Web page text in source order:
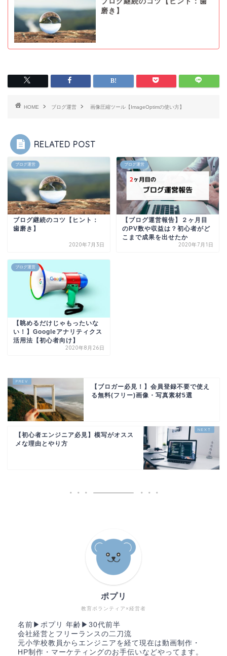
磨き】
HOME ブログ運営 画像圧縮ツール【ImageOptimの使い方】
RELATED POST
ブログ運営
ブログ継続のコツ【ヒント：
歯磨き】
2020年7月3日
ブログ運営
【ブログ運営報告】２ヶ月目
のPV数や収益は？初心者がど
こまで成果を出せたか
2020年7月1日
ブログ運営
【眺めるだけじゃもったいな
い！】Googleアナリティクス
活用法【初心者向け】
2020年8月26日
【ブロガー必見！】会員登録不要で使え
る無料(フリー)画像・写真素材5選
【初心者エンジニア必見】模写がオスス
メな理由とやり方
教育ボランティア×経営者
ポプリ
名前▶︎ポプリ 年齢▶︎30代前半
会社経営とフリーランスの二刀流
元小学校教員からエンジニアを経て現在は動画制作・
HP制作・マーケティングのお手伝いなどやってます。